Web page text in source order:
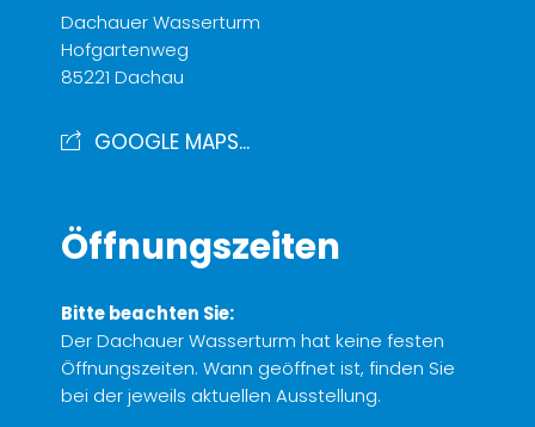
Dachauer Wasserturm
Hofgartenweg
85221 Dachau
GOOGLE MAPS...
Öffnungszeiten
Bitte beachten Sie:
Der Dachauer Wasserturm hat keine festen
Öffnungszeiten. Wann geöffnet ist, finden Sie
bei der jeweils aktuellen Ausstellung.